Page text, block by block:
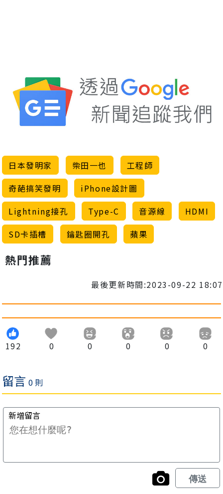
日本發明家 柴田一也
工程師
奇葩搞笑發明
iPhone設計圖
Lightning接孔
Type-C 音源線
HDMI
SD卡插槽
鑰匙圈開孔 蘋果
熱門推薦
最後更新時間:2023-09-22 18:07
192 0 0 0 0 0